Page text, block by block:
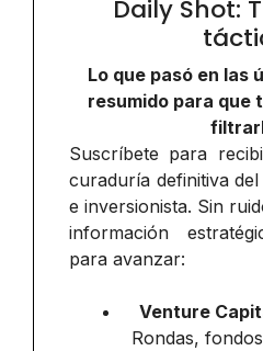
Daily Shot:
Lo que pasó en las
resumido para que
Suscríbete para
curaduría definitiva
e inversionista. Sin
información
para avanzar:
Venture
Rondas,